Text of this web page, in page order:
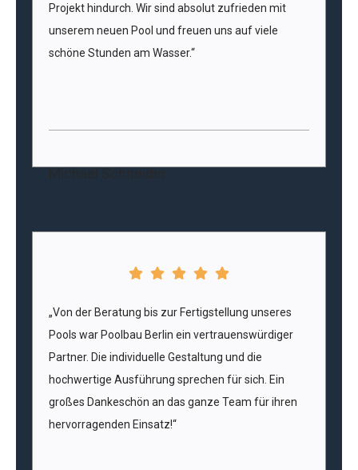
Projekt hindurch. Wir sind absolut zufrieden mit
unserem neuen Pool und freuen uns auf viele
schöne Stunden am Wasser.“
Michael Schneider
„Von der Beratung bis zur Fertigstellung unseres
Pools war Poolbau Berlin ein vertrauenswürdiger
Partner. Die individuelle Gestaltung und die
hochwertige Ausführung sprechen für sich. Ein
großes Dankeschön an das ganze Team für ihren
hervorragenden Einsatz!“